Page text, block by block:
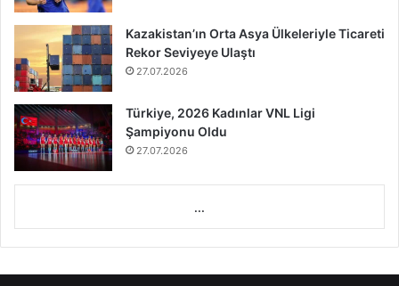
Kazakistan’ın Orta Asya Ülkeleriyle Ticareti
Rekor Seviyeye Ulaştı
27.07.2026
Türkiye, 2026 Kadınlar VNL Ligi
Şampiyonu Oldu
27.07.2026
...